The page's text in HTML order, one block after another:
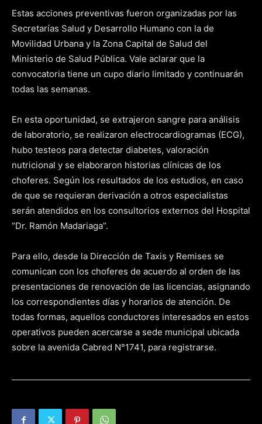
Estas acciones preventivas fueron organizadas por las
Secretarías Salud y Desarrollo Humano con la de
Movilidad Urbana y la Zona Capital de Salud del
Ministerio de Salud Pública. Vale aclarar que la
convocatoria tiene un cupo diario limitado y continuarán
todas las semanas.
En esta oportunidad, se extrajeron sangre para análisis
de laboratorio, se realizaron electrocardiogramas (ECG),
hubo testeos para detectar diabetes, valoración
nutricional y se elaboraron historias clínicas de los
choferes. Según los resultados de los estudios, en caso
de que se requieran derivación a otros especialistas
serán atendidos en los consultorios externos del Hospital
“Dr. Ramón Madariaga”.
Para ello, desde la Dirección de Taxis y Remises se
comunican con los choferes de acuerdo al orden de las
presentaciones de renovación de las licencias, asignando
los correspondientes días y horarios de atención. De
todas formas, aquellos conductores interesados en estos
operativos pueden acercarse a sede municipal ubicada
sobre la avenida Cabred N°1741, para registrarse.